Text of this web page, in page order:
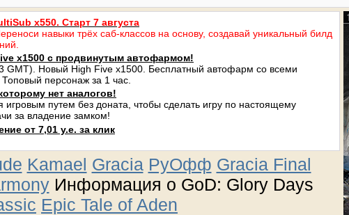
x550. Старт 7 августа
навыки трёх саб-классов на основу, создавай уникальный билд
x1500 с продвинутым автофармом!
Новый High Five x1500. Бесплатный автофарм со всеми
персонаж за 1 час.
нет аналогов!
игровым путем без доната, чтобы сделать игру по настоящему
за владение замком!
от 7,01 у.е. за клик
Kamael Gracia РуОфф Gracia Final
Информация о GoD: Glory Days
Epic Tale of Aden